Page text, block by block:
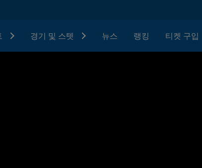
경기 및 스텟 뉴스 랭킹 티켓 구입